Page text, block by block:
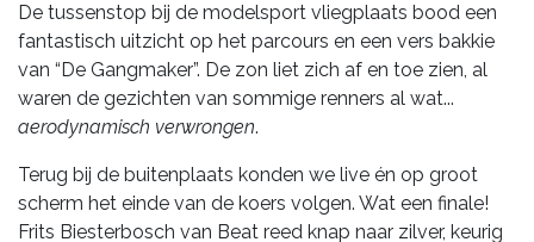
De tussenstop bij de modelsport vliegplaats bood een
fantastisch uitzicht op het parcours en een vers bakkie
van “De Gangmaker”. De zon liet zich af en toe zien, al
waren de gezichten van sommige renners al wat...
aerodynamisch verwrongen.
Terug bij de buitenplaats konden we live én op groot
scherm het einde van de koers volgen. Wat een finale!
Frits Biesterbosch van Beat reed knap naar zilver, keurig